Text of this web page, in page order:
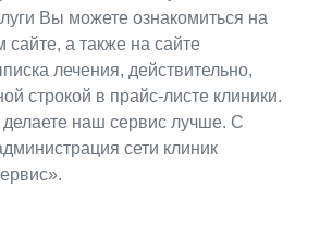
Вы можете ознакомиться на
а также на сайте
лечения, действительно,
строкой в прайс-листе клиники.
делаете наш сервис лучше. С
сети клиник